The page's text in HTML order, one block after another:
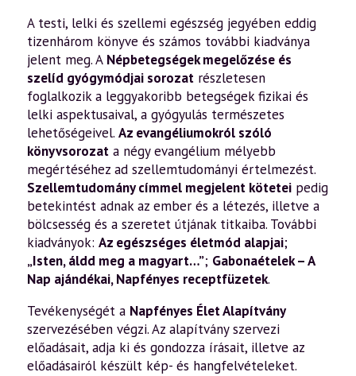
A testi, lelki és szellemi egészség jegyében eddig
tizenhárom könyve és számos további kiadványa
jelent meg. A Népbetegségek megelőzése és
szelíd gyógymódjai sorozat részletesen
foglalkozik a leggyakoribb betegségek fizikai és
lelki aspektusaival, a gyógyulás természetes
lehetőségeivel. Az evangéliumokról szóló
könyvsorozat a négy evangélium mélyebb
megértéséhez ad szellemtudományi értelmezést.
Szellemtudomány címmel megjelent kötetei pedig
betekintést adnak az ember és a létezés, illetve a
bölcsesség és a szeretet útjának titkaiba. További
kiadványok: Az egészséges életmód alapjai;
„Isten, áldd meg a magyart…”; Gabonaételek – A
Nap ajándékai,Napfényes receptfüzetek.
Tevékenységét a Napfényes Élet Alapítvány
szervezésében végzi. Az alapítvány szervezi
előadásait, adja ki és gondozza írásait, illetve az
előadásairól készült kép- és hangfelvételeket.